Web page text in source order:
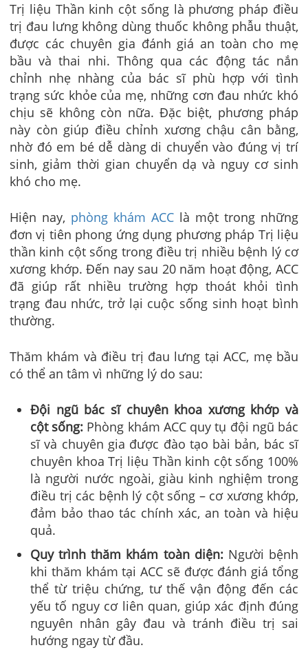
Trị liệu Thần kinh cột sống là phương pháp điều
trị đau lưng không dùng thuốc không phẫu thuật,
được các chuyên gia đánh giá an toàn cho mẹ
bầu và thai nhi. Thông qua các động tác nắn
chỉnh nhẹ nhàng của bác sĩ phù hợp với tình
trạng sức khỏe của mẹ, những cơn đau nhức khó
chịu sẽ không còn nữa. Đặc biệt, phương pháp
này còn giúp điều chỉnh xương chậu cân bằng,
nhờ đó em bé dễ dàng di chuyển vào đúng vị trí
sinh, giảm thời gian chuyển dạ và nguy cơ sinh
khó cho mẹ.
Hiện nay, phòng khám ACC là một trong những
đơn vị tiên phong ứng dụng phương pháp Trị liệu
thần kinh cột sống trong điều trị nhiều bệnh lý cơ
xương khớp. Đến nay sau 20năm hoạt động, ACC
đã giúp rất nhiều trường hợp thoát khỏi tình
trạng đau nhức, trở lại cuộc sống sinh hoạt bình
thường.
Thăm khám và điều trị đau lưng tại ACC, mẹ bầu
có thể an tâm vì những lý do sau:
Đội ngũ bác sĩ chuyên khoa xương khớp và
cột sống: Phòng khám ACC quy tụ đội ngũ bác
sĩ và chuyên gia được đào tạo bài bản, bác sĩ
chuyên khoa Trị liệu Thần kinh cột sống 100%
là người nước ngoài, giàu kinh nghiệm trong
điều trị các bệnh lý cột sống – cơ xương khớp,
đảm bảo thao tác chính xác, an toàn và hiệu
quả.
Quy trình thăm khám toàn diện:Người bệnh
khi thăm khám tại ACC sẽ được đánh giá tổng
thể từ triệu chứng, tư thế vận động đến các
yếu tố nguy cơ liên quan, giúp xác định đúng
nguyên nhân gây đau và tránh điều trị sai
hướng ngay từ đầu.